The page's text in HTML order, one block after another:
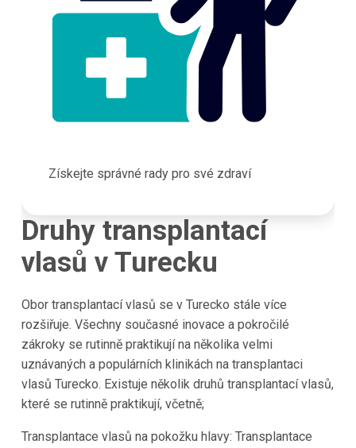
Získejte správné rady pro své zdraví
Druhy transplantací
vlasů vTurecku
Obor transplantací vlasů se v Turecko stále více
rozšiřuje. Všechny současné inovace a pokročilé
zákroky se rutinně praktikují na několika velmi
uznávaných a populárních klinikách na transplantaci
vlasů Turecko. Existuje několik druhů transplantací vlasů,
které se rutinně praktikují, včetně;
Transplantace vlasů na pokožku hlavy: Transplantace